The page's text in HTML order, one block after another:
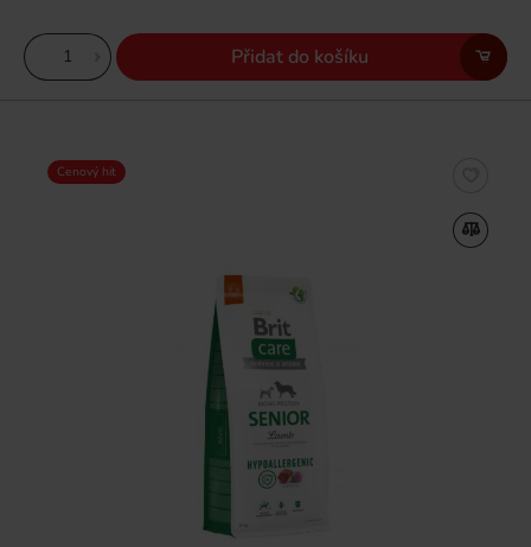
Přidat do košíku
Cenový hit